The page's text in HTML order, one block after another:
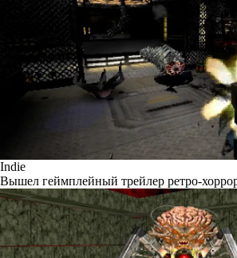
Indie
Вышел геймплейный трейлер ретро-